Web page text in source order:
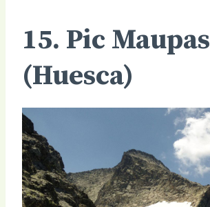
15. Pic Maupas
(Huesca)